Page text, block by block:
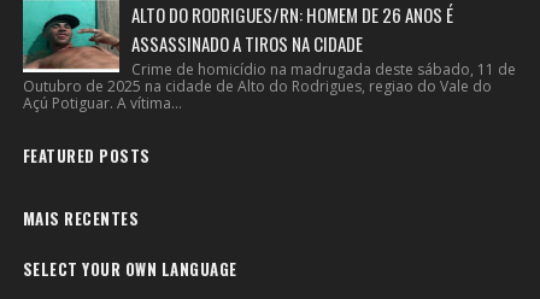
ALTO DO RODRIGUES/RN: HOMEM DE 26 ANOS É
ASSASSINADO A TIROS NA CIDADE
Crime de homicídio na madrugada deste sábado, 11 de
Outubro de 2025 na cidade de Alto do Rodrigues, regiao do Vale do
Açú Potiguar. A vítima...
FEATURED POSTS
MAIS RECENTES
SELECT YOUR OWN LANGUAGE